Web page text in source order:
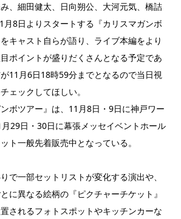
、細田健太、日向朔公、大河元気、橋詰
月8日よりスタートする『カリスマガンボ
キャスト自らが語り、ライブ本編をより
ポイントが盛りだくさんとなる予定であ
11月6日18時59分までとなるので当日視
ェックしてほしい。
ボツアー』は、11月8日・9日に神戸ワー
29日・30日に幕張メッセイベントホール
ト一般先着販売中となっている。
で一部セットリストが変化する演出や、
に異なる絵柄の『ピクチャーチケット』
されるフォトスポットやキッチンカーな